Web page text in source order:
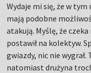
Wydaje mi się, że w
mają podobne
atakują. Myślę, że czeka
postawił na kolektyw.
gwiazdy, nic nie
natomiast drużyna